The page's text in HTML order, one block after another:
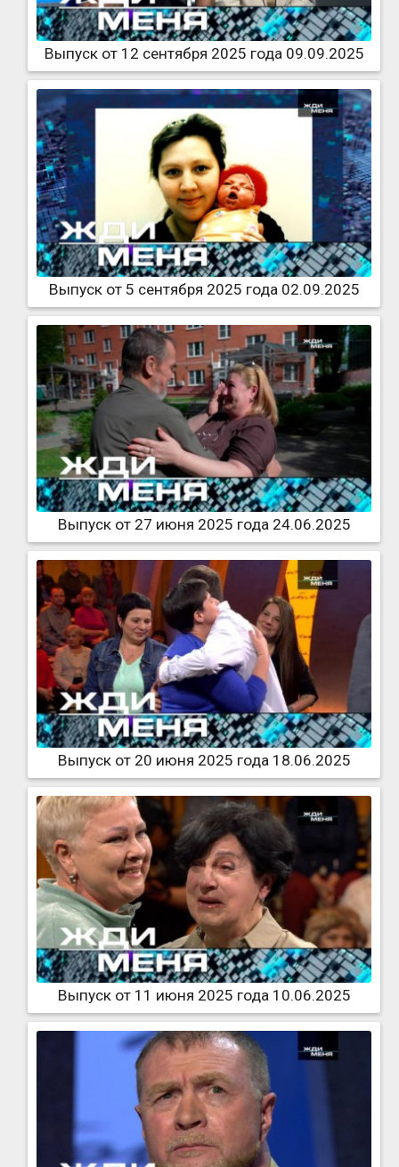
Выпуск от 12 сентября 2025 года 09.09.2025
Выпуск от 5 сентября 2025 года 02.09.2025
Выпуск от 27 июня 2025 года 24.06.2025
Выпуск от 20 июня 2025 года 18.06.2025
Выпуск от 11 июня 2025 года 10.06.2025